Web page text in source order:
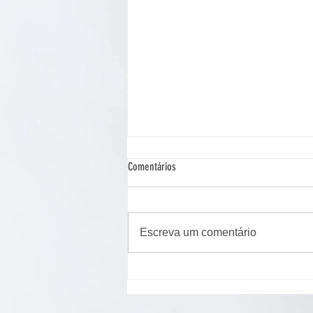
Comentários
Escreva um comentário